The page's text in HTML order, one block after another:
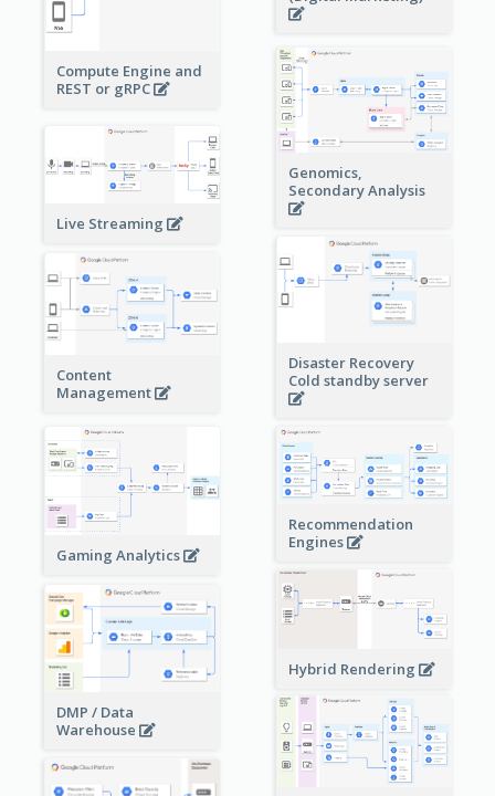
Compute Engine and
REST or gRPC
Genomics,
Secondary Analysis
Live Streaming
Disaster Recovery
Cold standby server
Content
Management
Gaming Analytics
Recommendation
Engines
Hybrid Rendering
DMP / Data
Warehouse